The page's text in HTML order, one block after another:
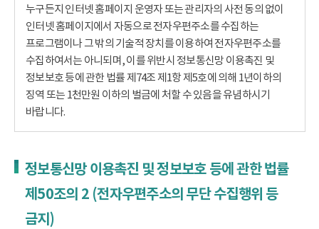
누구든지 인터넷 홈페이지 운영자 또는 관리자의 사전 동의 없이
인터넷 홈페이지에서 자동으로 전자우편주소를 수집하는
프로그램이나 그 밖의 기술적 장치를 이용하여 전자우편주소를
수집하여서는 아니되며, 이를 위반시 정보통신망 이용촉진 및
정보보호 등에 관한 법률 제74조 제1항 제5호에 의해 1년이하의
징역 또는 1천만원 이하의 벌금에 처할 수 있음을 유념하시기
바랍니다.
정보통신망 이용촉진 및 정보보호 등에 관한 법률
제50조의 2 (전자우편주소의 무단 수집행위 등
금지)